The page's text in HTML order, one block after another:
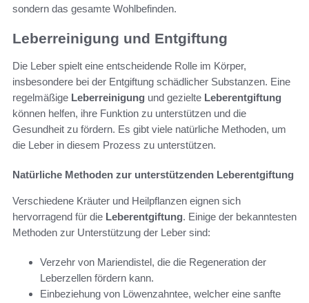
sondern das gesamte Wohlbefinden.
Leberreinigung und Entgiftung
Die Leber spielt eine entscheidende Rolle im Körper,
insbesondere bei der Entgiftung schädlicher Substanzen. Eine
regelmäßige Leberreinigung und gezielte Leberentgiftung
können helfen, ihre Funktion zu unterstützen und die
Gesundheit zu fördern. Es gibt viele natürliche Methoden, um
die Leber in diesem Prozess zu unterstützen.
Natürliche Methoden zur unterstützenden Leberentgiftung
Verschiedene Kräuter und Heilpflanzen eignen sich
hervorragend für die Leberentgiftung. Einige der bekanntesten
Methoden zur Unterstützung der Leber sind:
Verzehr von Mariendistel, die die Regeneration der
Leberzellen fördern kann.
Einbeziehung von Löwenzahntee, welcher eine sanfte